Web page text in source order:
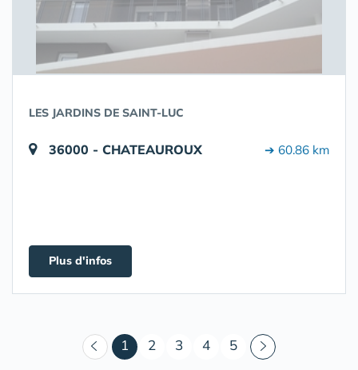
LES JARDINS DE SAINT-LUC
36000 - CHATEAUROUX ➔ 60.86 km
Plus d'infos
1 (courant)
2 3 4 5